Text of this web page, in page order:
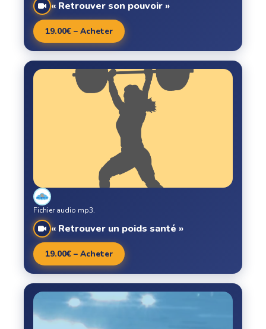
« Retrouver son pouvoir »
19.00€ – Acheter
« Retrouver un poids santé »
Fichier audio mp3.
19.00€ – Acheter